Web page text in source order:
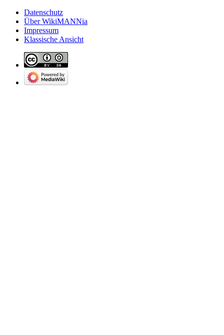
Datenschutz
Über WikiMANNia
Impressum
Klassische Ansicht